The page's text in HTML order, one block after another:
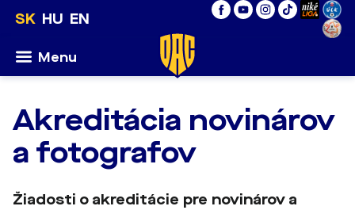
SK HU EN
Menu
Akreditácia novinárov
a fotografov
Žiadosti o akreditácie pre novinárov a